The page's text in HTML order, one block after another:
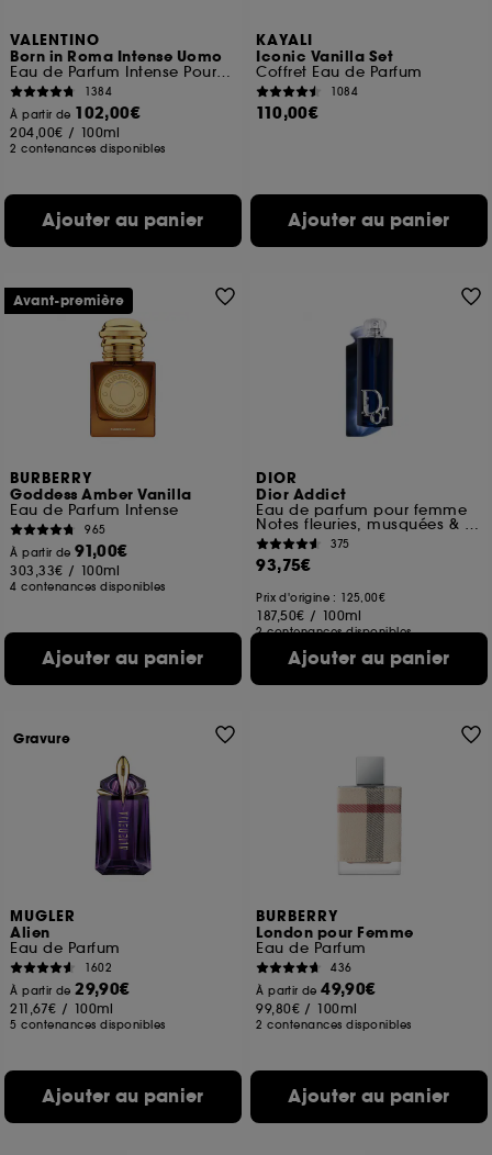
VALENTINO
Born in Roma Intense Uomo
Eau de Parfum Intense Pour Lui Fougère Ambrée
1384
À partir de 102,00€
204,00€ / 100ml
2 contenances disponibles
Ajouter au panier
KAYALI
Iconic Vanilla Set
Coffret Eau de Parfum
1084
110,00€
Ajouter au panier
BURBERRY
Goddess Amber Vanilla
Eau de Parfum Intense
965
À partir de91,00€
303,33€ / 100ml
4 contenances disponibles
Ajouter au panier
Avant-première
DIOR
Dior Addict
Eau de parfum pour femme
Notes fleuries, musquées & fruitées
375
93,75€
Prix d'origine : 125,00€
187,50€ / 100ml
2 contenances disponibles
Ajouter au panier
MUGLER
Alien
Eau de Parfum
1602
À partir de29,90€
211,67€ / 100ml
5 contenances disponibles
Ajouter au panier
Gravure
BURBERRY
London pour Femme
Eau de Parfum
436
À partir de49,90€
99,80€ / 100ml
2 contenances disponibles
Ajouter au panier